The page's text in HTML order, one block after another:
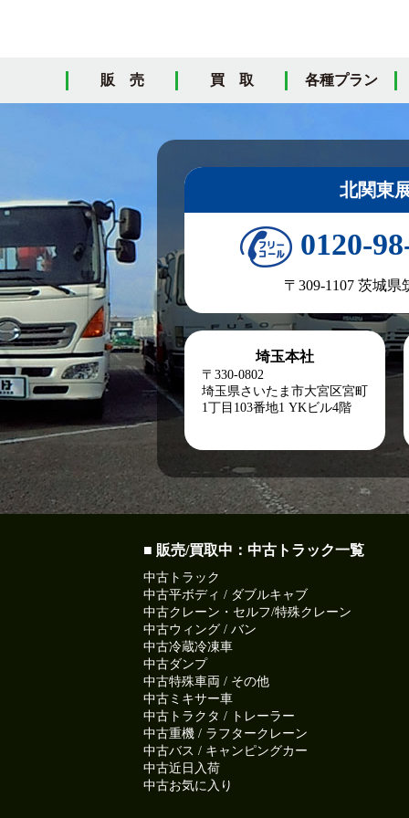
販 売 買 取 各種プラン
北関東
0120-
〒309-1107 茨城県
埼玉本社
〒330-0802
埼玉県さいたま市大宮区宮町
1丁目103番地1 YKビル4階
■ 販売/買取中：中古トラック一覧
中古トラック
中古平ボディ / ダブルキャブ
中古クレーン・セルフ/特殊クレーン
中古ウィング / バン
中古冷蔵冷凍車
中古ダンプ
中古特殊車両 / その他
中古ミキサー車
中古トラクタ / トレーラー
中古重機 / ラフタークレーン
中古バス / キャンピングカー
中古近日入荷
中古お気に入り